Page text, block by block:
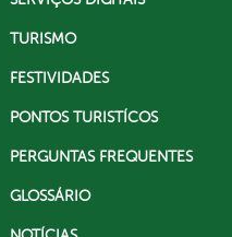
TURISMO
FESTIVIDADES
PONTOS TURISTÍCOS
PERGUNTAS FREQUENTES
GLOSSÁRIO